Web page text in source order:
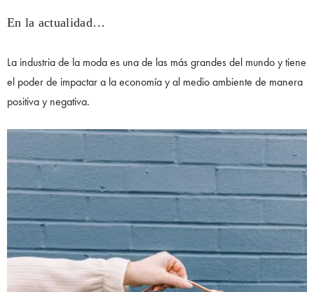
En la actualidad…
La industria de la moda es una de las más grandes del mundo y tiene
el poder de impactar a la economía y al medio ambiente de manera
positiva y negativa.